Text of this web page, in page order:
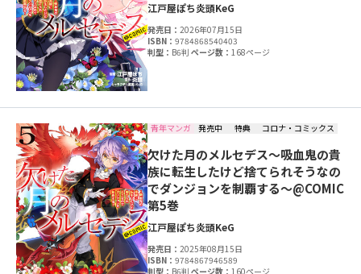
江戸屋ぽち炎頭KeG
発売日：2026年07月15日
ISBN：9784868540403
判型： B6判ページ数：168ページ
青年マンガ 発売中 特典 コロナ・コミックス
欠けた月のメルセデス～吸血鬼の貴
族に転生したけど捨てられそうなの
でダンジョンを制覇する～@COMIC
第5巻
江戸屋ぽち炎頭KeG
発売日：2025年08月15日
ISBN：9784867946589
判型： B6判ページ数： 160ページ